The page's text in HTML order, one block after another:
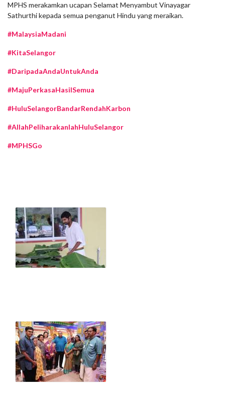
MPHS merakamkan ucapan Selamat Menyambut Vinayagar
Sathurthi kepada semua penganut Hindu yang meraikan.
#MalaysiaMadani
#KitaSelangor
#DaripadaAndaUntukAnda
#MajuPerkasaHasilSemua
#HuluSelangorBandarRendahKarbon
#AllahPeliharakanlahHuluSelangor
#MPHSGo